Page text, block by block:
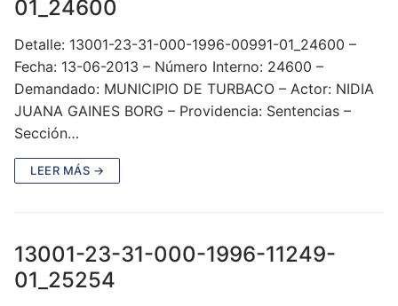
01_24600
Detalle: 13001-23-31-000-1996-00991-01_24600 –
Fecha: 13-06-2013 – Número Interno: 24600 –
Demandado: MUNICIPIO DE TURBACO – Actor: NIDIA
JUANA GAINES BORG – Providencia: Sentencias –
Sección…
LEER MÁS →
13001-23-31-000-1996-11249-
01_25254